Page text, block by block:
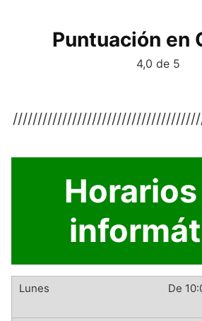
Puntuación en
4,0 de 5
De